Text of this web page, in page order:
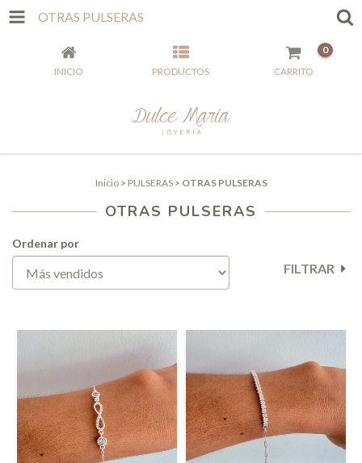
OTRAS PULSERAS
INICIO PRODUCTOS CARRITO
0
Inicio > PULSERAS > OTRAS PULSERAS
OTRAS PULSERAS
Ordenar por
FILTRAR